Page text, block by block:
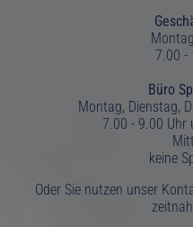
7.00 -
Büro
Montag, Dienstag,
7.00 - 9.00 Uhr
keine
Oder Sie nutzen unser